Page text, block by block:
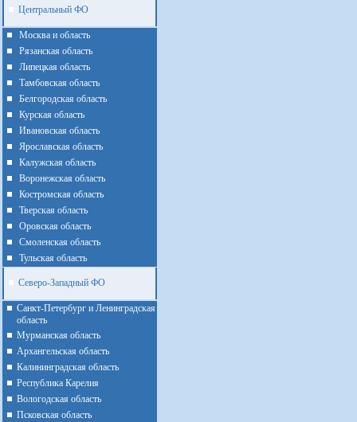
Центральный ФО
Москва и область
Рязанская область
Липецкая область
Тамбовская область
Белгородская область
Курская область
Ивановская область
Ярославская область
Калужская область
Воронежская область
Костромская область
Тверская область
Оровская область
Смоленская область
Тульская область
Северо-Западный ФО
Санкт-Петербург и Ленинградская
область
Мурманская область
Архангельская область
Калининградская область
Республика Карелия
Вологодская область
Псковская область